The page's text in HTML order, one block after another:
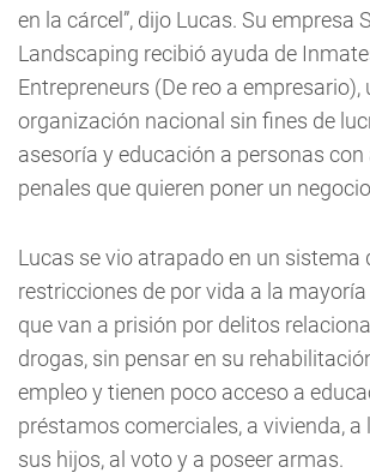
en la cárcel”, dijo Lucas. Su empresa
Landscaping recibió ayuda de
Entrepreneurs (De reo a empresario),
organización nacional sin fines de
asesoría y educación a personas
penales que quieren poner un
Lucas se vio atrapado en un sistema
restricciones de por vida a la
que van a prisión por delitos
drogas, sin pensar en su
empleo y tienen poco acceso a
préstamos comerciales, a vivienda, a
sus hijos, al voto y a poseer armas.